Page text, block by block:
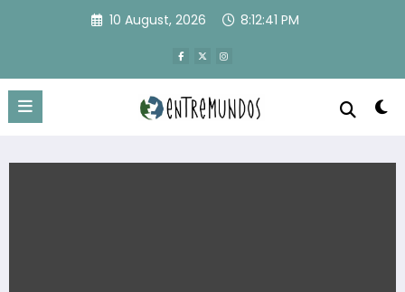
10 August, 2026 8:12:41 PM